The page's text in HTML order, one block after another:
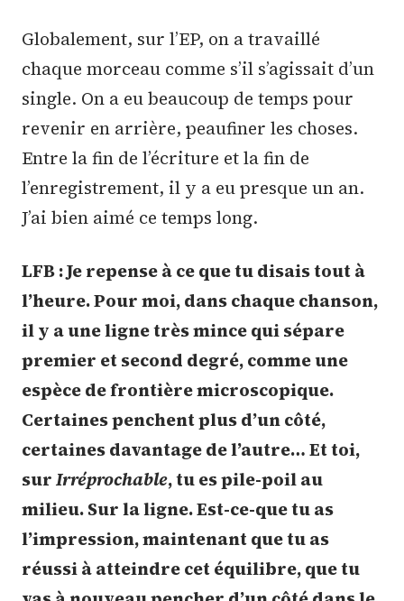
Globalement, sur l’EP, on a travaillé
chaque morceau comme s’il s’agissait d’un
single. On a eu beaucoup de temps pour
revenir en arrière, peaufiner les choses.
Entre la fin de l’écriture et la fin de
l’enregistrement, il y a eu presque un an.
J’ai bien aimé ce temps long.
LFB : Je repense à ce que tu disais tout à
l’heure. Pour moi, dans chaque chanson,
il y a une ligne très mince qui sépare
premier et second degré, comme une
espèce de frontière microscopique.
Certaines penchent plus d’un côté,
certaines davantage de l’autre… Et toi,
surIrréprochable, tu es pile-poil au
milieu. Sur la ligne. Est-ce-que tu as
l’impression, maintenant que tu as
réussi à atteindre cet équilibre, que tu